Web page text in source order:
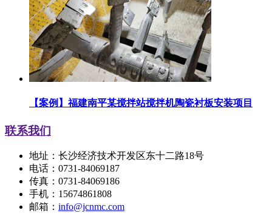
【案例】福建南平某搅拌站搅拌机陶瓷衬板安装项目
联系我们
地址：长沙经济技术开发区东十二路18号
电话：0731-84069187
传真：0731-84069186
手机：15674861808
邮箱： info@jcnmc.com